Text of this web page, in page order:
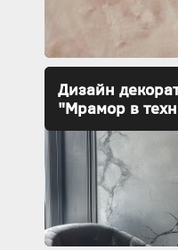
Дизайн
"Мрамор в